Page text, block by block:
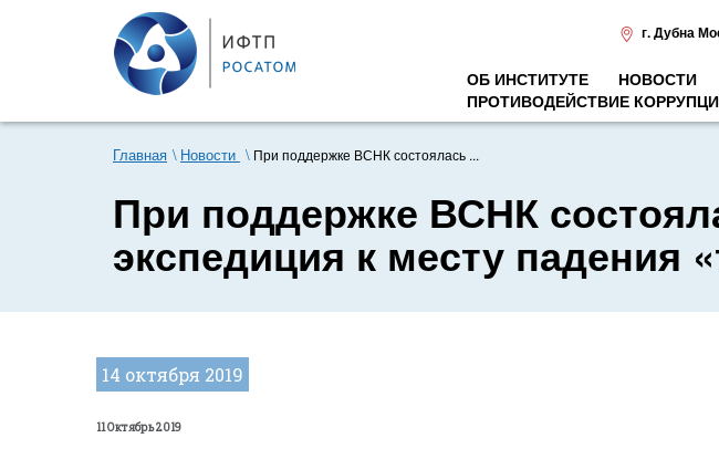
г. Дубна
ОБ ИНСТИТУТЕ НОВОСТИ
ПРОТИВОДЕЙСТВИЕ
Главная Новости При поддержке ВСНК состоялась ...
При поддержке ВСНК
экспедиция к месту падения
14 октября 2019
11 Октябрь 2019